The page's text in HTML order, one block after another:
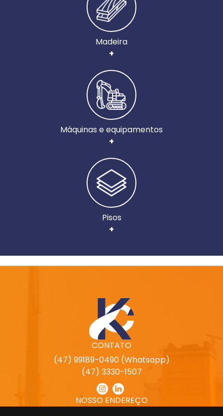
Madeira
+
Máquinas e equipamentos
+
Pisos
+
CONTATO
(47) 99189-0490 (Whatsapp)
(47) 3330-1507
NOSSO ENDEREÇO